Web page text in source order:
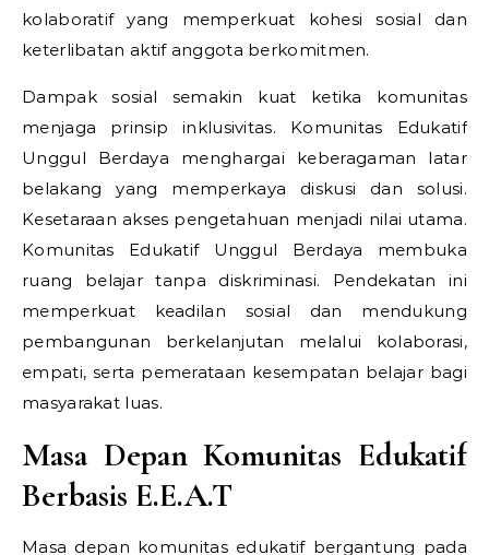
kolaboratif yang memperkuat kohesi sosial dan
keterlibatan aktif anggota berkomitmen.
Dampak sosial semakin kuat ketika komunitas
menjaga prinsip inklusivitas. Komunitas Edukatif
Unggul Berdaya menghargai keberagaman latar
belakang yang memperkaya diskusi dan solusi.
Kesetaraan akses pengetahuan menjadi nilai utama.
Komunitas Edukatif Unggul Berdaya membuka
ruang belajar tanpa diskriminasi. Pendekatan ini
memperkuat keadilan sosial dan mendukung
pembangunan berkelanjutan melalui kolaborasi,
empati, serta pemerataan kesempatan belajar bagi
masyarakat luas.
Masa Depan Komunitas Edukatif
Berbasis E.E.A.T
Masa depan komunitas edukatif bergantung pada